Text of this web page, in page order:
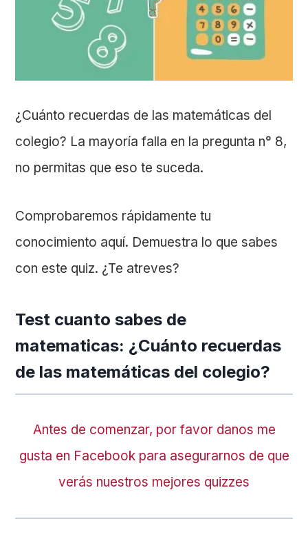
¿Cuánto recuerdas de las matemáticas del
colegio? La mayoría falla en la pregunta n° 8,
no permitas que eso te suceda.
Comprobaremos rápidamente tu
conocimiento aquí. Demuestra lo que sabes
con este quiz. ¿Te atreves?
Test cuanto sabes de
matematicas: ¿Cuánto recuerdas
de las matemáticas del colegio?
Antes de comenzar, por favor danos me
gusta en Facebook para asegurarnos de que
verás nuestros mejores quizzes